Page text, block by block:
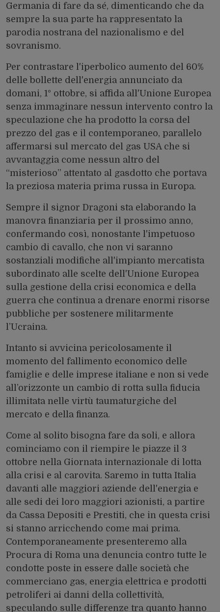
Germania di fare da sé, dimenticando che da
sempre la sua parte ha rappresentato la
parodia nostrana del nazionalismo e del
sovranismo.
Per contrastare l'iperbolico aumento del 60%
delle bollette dell'energia annunciato da
domani, 1° ottobre, si affida all'Unione Europea
senza immaginare nessun intervento contro la
speculazione che ha prodotto la corsa del
prezzo del gas e il contemporaneo, parallelo
affermarsi sul mercato del gas USA che si
avvantaggia come nessun altro del
“misterioso” attentato al gasdotto che portava
la preziosa materia prima russa in Europa.
Sempre il signor Dragoni sta elaborando la
manovra finanziaria per il prossimo anno,
confermando così, nonostante l'impetuoso
cambio di cavallo, che non vi saranno
sostanziali modifiche all'impianto mercatista
subordinato alle scelte dell'Unione Europea
sulla gestione della crisi economica e della
guerra che continua a drenare enormi risorse
pubbliche per sostenere militarmente
l’Ucraina.
Intanto si avvicina pericolosamente il
momento del fallimento economico delle
famiglie e delle imprese italiane e non si vede
all’orizzonte un cambio di rotta sulla fiducia
illimitata nelle virtù taumaturgiche del
mercato e della finanza.
Come al solito bisogna fare da soli, e allora
cominciamo con il riempire le piazze il 3
ottobre nella Giornata internazionale di lotta
alla crisi e al carovita. Saremo in tutta Italia
davanti alle maggiori aziende dell'energia e
alle sedi dei loro maggiori azionisti, a partire
da Cassa Depositi e Prestiti, che in questa crisi
si stanno arricchendo come mai prima.
Contemporaneamente presenteremo alla
Procura di Roma una denuncia contro tutte le
condotte poste in essere dalle società che
commerciano gas, energia elettrica e prodotti
petroliferi ai danni della collettività,
speculando sulle differenze tra quanto hanno